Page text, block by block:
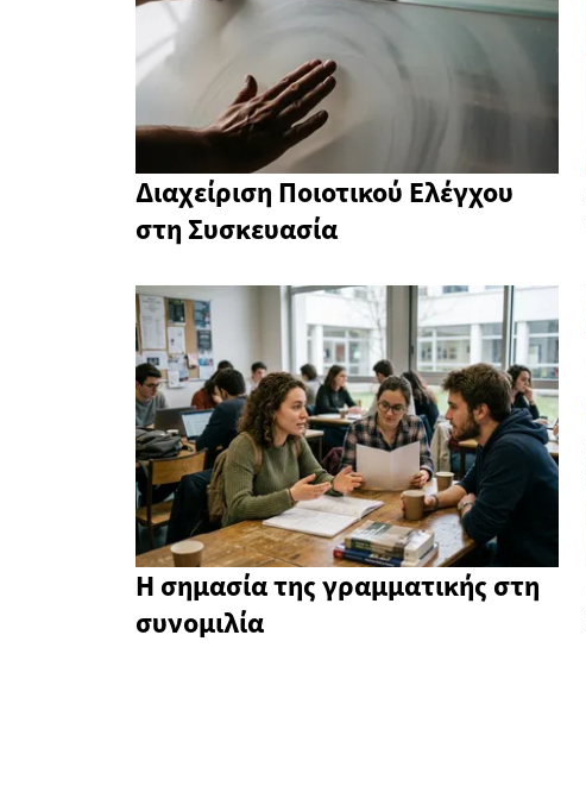
Διαχείριση Ποιοτικού Ελέγχου
στη Συσκευασία
Η σημασία της γραμματικής στη
συνομιλία